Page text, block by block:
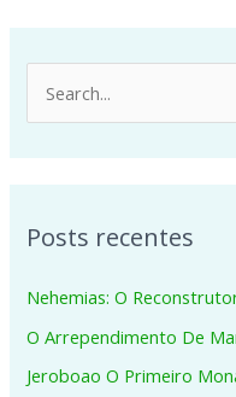
e
u
s
a
r
Posts recentes
Nehemias: O
O Arrependimento De
Jeroboao O Primeiro